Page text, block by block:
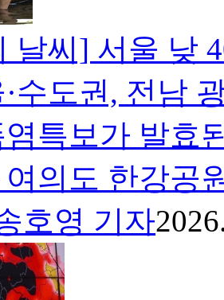
날씨] 서울 낮
수도권, 전남
특보가 발효
의도 한강공
호영 기자